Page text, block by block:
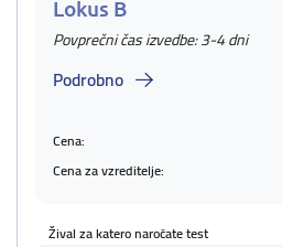
Lokus B
Povprečni čas izvedbe: 3-4 dni
Podrobno
Cena:
Cena za vzreditelje:
Žival za katero naročate test